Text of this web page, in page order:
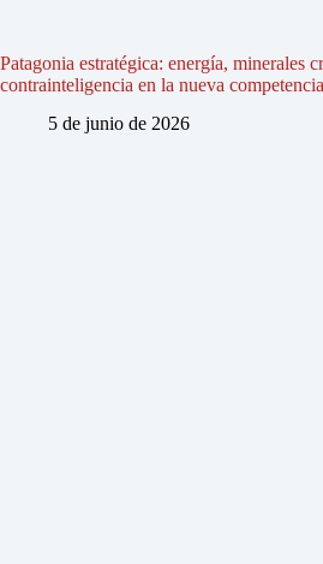
Patagonia estratégica: energía, minerales
contrainteligencia en la nueva
5 de junio de 2026